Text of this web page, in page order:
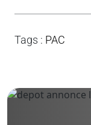
Tags : PAC